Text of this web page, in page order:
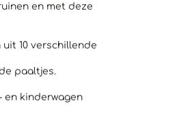
en met deze
10 verschillende
paaltjes.
en kinderwagen